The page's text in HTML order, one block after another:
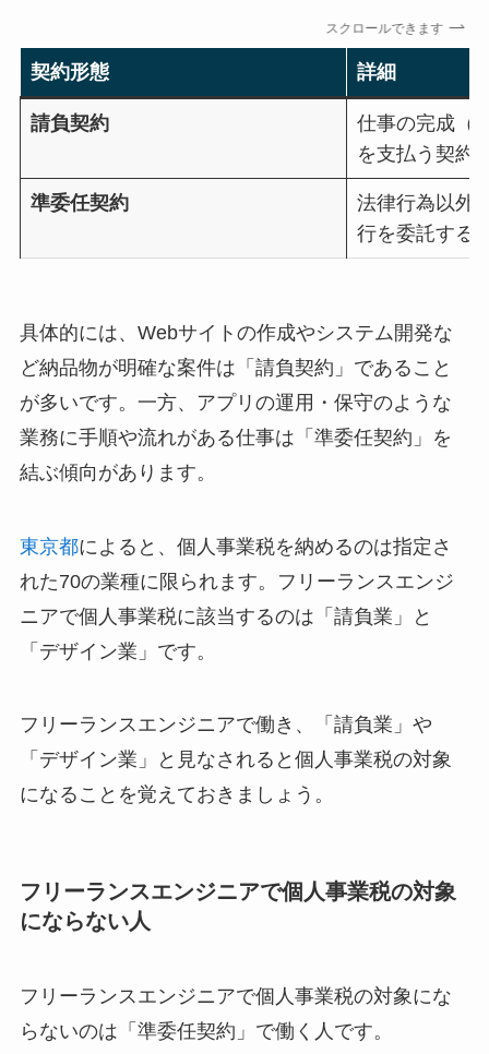
スクロールできます
契約形態 詳細
請負契約
仕事の完成（
を支払う契約
準委任契約
法律行為以外
行を委託する
具体的には、Webサイトの作成やシステム開発な
ど納品物が明確な案件は「請負契約」であること
が多いです。一方、アプリの運用・保守のような
業務に手順や流れがある仕事は「準委任契約」を
結ぶ傾向があります。
東京都によると、個人事業税を納めるのは指定さ
れた70の業種に限られます。フリーランスエンジ
ニアで個人事業税に該当するのは「請負業」と
「デザイン業」です。
フリーランスエンジニアで働き、「請負業」や
「デザイン業」と見なされると個人事業税の対象
になることを覚えておきましょう。
フリーランスエンジニアで個人事業税の対象
にならない人
フリーランスエンジニアで個人事業税の対象にな
らないのは「準委任契約」で働く人です。